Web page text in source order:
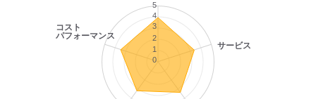
0
1
2
3
4
5
サービス
コスト
パフォーマンス